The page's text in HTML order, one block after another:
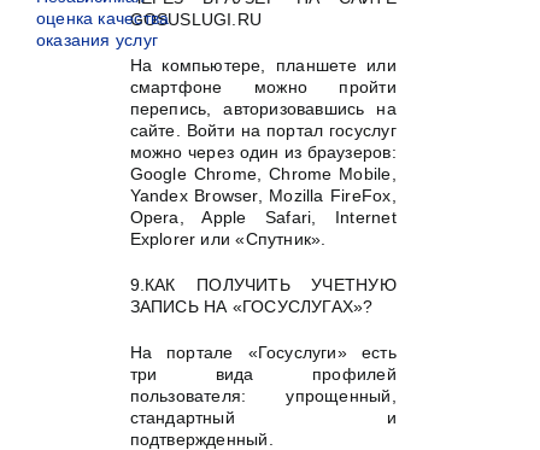
GOSUSLUGI.RU
На компьютере, планшете или
смартфоне можно пройти
перепись, авторизовавшись на
сайте. Войти на портал госуслуг
можно через один из браузеров:
Google Chrome, Chrome Mobile,
Yandex Browser, Mozilla FireFox,
Opera, Apple Safari, Internet
Explorer или «Спутник».
9.КАК ПОЛУЧИТЬ УЧЕТНУЮ
ЗАПИСЬ НА «ГОСУСЛУГАХ»?
На портале «Госуслуги» есть
три вида профилей
пользователя: упрощенный,
стандартный и
подтвержденный.
оценка качества
оказания услуг